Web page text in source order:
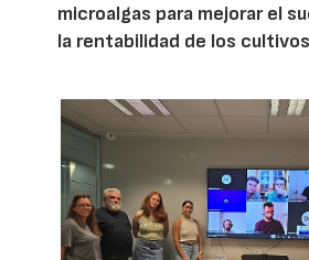
microalgas para mejorar el
la rentabilidad de los